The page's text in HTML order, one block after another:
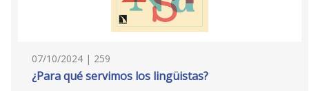
07/10/2024 | 259
¿Para qué servimos los lingüistas?